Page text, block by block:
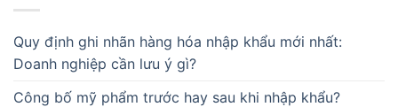
Quy định ghi nhãn hàng hóa nhập khẩu mới nhất:
Doanh nghiệp cần lưu ý gì?
Công bố mỹ phẩm trước hay sau khi nhập khẩu?